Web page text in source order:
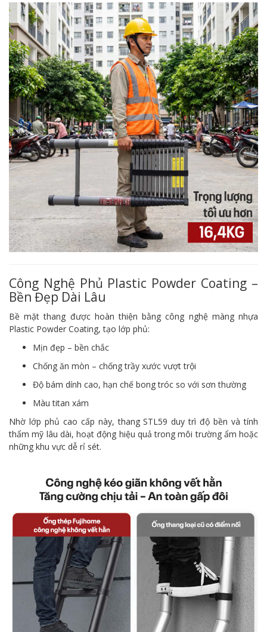
Công Nghệ Phủ Plastic Powder Coating –
Bền Đẹp Dài Lâu
Bề mặt thang được hoàn thiện bằng công nghệ màng nhựa
Plastic Powder Coating, tạo lớp phủ:
Mịn đẹp – bền chắc
Chống ăn mòn – chống trầy xước vượt trội
Độ bám dính cao, hạn chế bong tróc so với sơn thường
Màu titan xám
Nhờ lớp phủ cao cấp này, thang STL59 duy trì độ bền và tính
thẩm mỹ lâu dài, hoạt động hiệu quả trong môi trường ẩm hoặc
những khu vực dễ rỉ sét.